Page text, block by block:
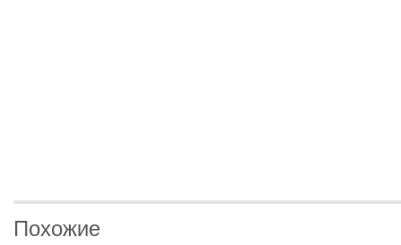
Похожие